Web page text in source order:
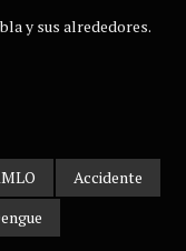
y sus alrededores.
Accidente